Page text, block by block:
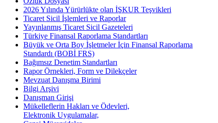
2026 Yılında Yürürlükte olan İŞKUR Teşvikleri
Ticaret Sicil İşlemleri ve Raporlar
Yayınlanmış Ticaret Sicil Gazeteleri
Türkiye Finansal Raporlama Standartları
Büyük ve Orta Boy İşletmeler İçin Finansal Raporlama
Standardı (BOBİ FRS)
Bağımsız Denetim Standartları
Rapor Örnekleri, Form ve Dilekçeler
Mevzuat Danışma Birimi
Bilgi Arşivi
Danışman Girişi
Mükelleflerin Hakları ve Ödevleri,
Elektronik Uygulamalar,